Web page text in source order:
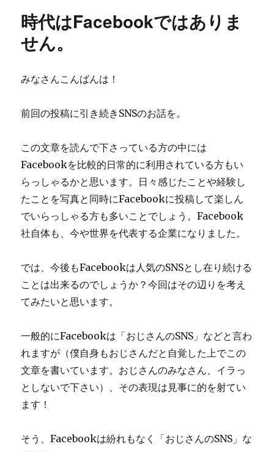
者
で
時代はFacebookではありま
せん。
みなさんこんばんは！
前回の投稿に引き続きSNSのお話を。
この文章を読んで下さっている方の中には
Facebookを比較的日常的に利用されている方もい
らっしゃるかと思います。日々感じたことや経験し
たことを写真と同時にFacebookに投稿して楽しん
でいらっしゃる方も多いことでしょう。Facebook
社自体も、今や世界を代表する企業になりました。
では、今後もFacebookは人気のSNSとし在り続ける
ことは出来るのでしょうか？今回はその辺りを考え
てみたいと思います。
一般的にFacebookは「おじさんのSNS」などと言わ
れますが（僕自身もおじさんだと自覚した上でこの
文章を書いています。おじさんのみなさん、イラっ
としないで下さい）、その表現は見事に的を射てい
ます！
そう、Facebookは紛れもなく「おじさんのSNS」な